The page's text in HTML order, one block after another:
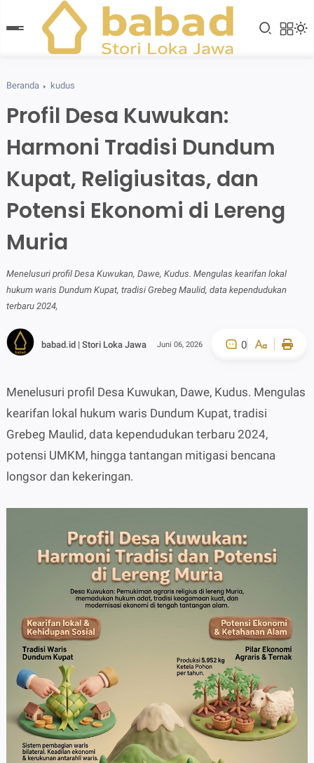
Beranda kudus
Profil Desa Kuwukan:
Harmoni Tradisi Dundum
Kupat, Religiusitas, dan
Potensi Ekonomi di Lereng
Muria
Menelusuri profil Desa Kuwukan, Dawe, Kudus. Mengulas kearifan lokal
hukum waris Dundum Kupat, tradisi Grebeg Maulid, data kependudukan
terbaru 2024,
babad.id | Stori Loka Jawa Juni 06, 2026 0
Menelusuri profil Desa Kuwukan, Dawe, Kudus. Mengulas
kearifan lokal hukum waris Dundum Kupat, tradisi
Grebeg Maulid, data kependudukan terbaru 2024,
potensi UMKM, hingga tantangan mitigasi bencana
longsor dan kekeringan.